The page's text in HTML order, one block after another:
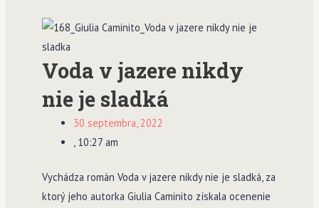
Voda v jazere nikdy
nie je sladká
30 septembra, 2022
,10:27 am
Vychádza román Voda v jazere nikdy nie je sladká, za
ktorý jeho autorka Giulia Caminito získala ocenenie